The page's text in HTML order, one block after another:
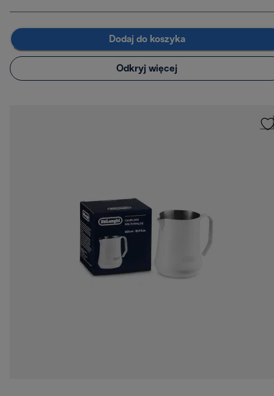
Dodaj do koszyka
Odkryj więcej